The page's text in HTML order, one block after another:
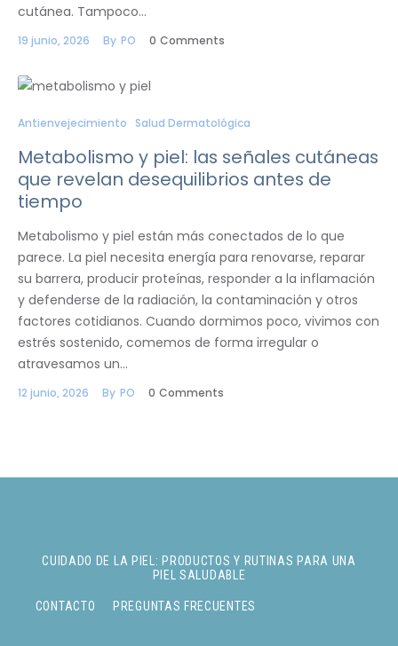
cutánea. Tampoco…
19 junio, 2026 By PO 0 Comments
Antienvejecimiento Salud Dermatológica
Metabolismo y piel: las señales cutáneas
que revelan desequilibrios antes de
tiempo
Metabolismo y piel están más conectados de lo que
parece. La piel necesita energía para renovarse, reparar
su barrera, producir proteínas, responder a la inflamación
y defenderse de la radiación, la contaminación y otros
factores cotidianos. Cuando dormimos poco, vivimos con
estrés sostenido, comemos de forma irregular o
atravesamos un…
12 junio, 2026 By PO 0 Comments
CUIDADO DE LA PIEL: PRODUCTOS Y RUTINAS PARA UNA
PIEL SALUDABLE
CONTACTO PREGUNTAS FRECUENTES